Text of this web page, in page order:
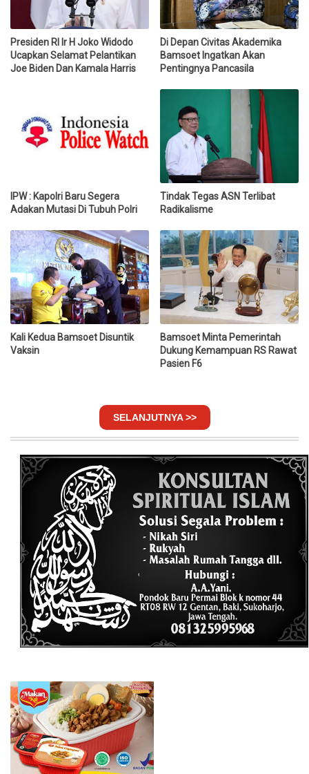
Presiden RI Ir H Joko Widodo
Ucapkan Selamat Pelantikan
Joe Biden Dan Kamala Harris
Di Depan Civitas Akademika
Bamsoet Ingatkan Akan
Pentingnya Pancasila
IPW : Kapolri Baru Segera
Adakan Mutasi Di Tubuh Polri
Tindak Tegas ASN Terlibat
Radikalisme
Kali Kedua Bamsoet Disuntik
Vaksin
Bamsoet Minta Pemerintah
Dukung Kemampuan RS Rawat
Pasien F6
SELANJUTNYA >>